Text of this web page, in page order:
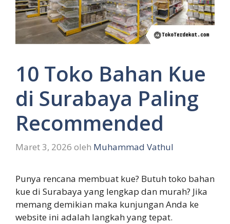
10 Toko Bahan Kue
di Surabaya Paling
Recommended
Maret 3, 2026 oleh Muhammad Vathul
Punya rencana membuat kue? Butuh toko bahan
kue di Surabaya yang lengkap dan murah? Jika
memang demikian maka kunjungan Anda ke
website ini adalah langkah yang tepat.